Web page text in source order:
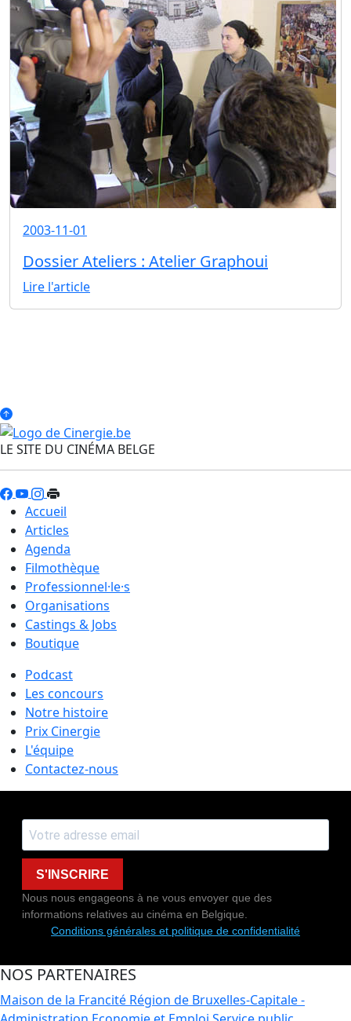
2003-11-01
Dossier Ateliers : Atelier Graphoui
Lire l'article
LE SITE DU CINÉMA BELGE
Accueil
Articles
Agenda
Filmothèque
Professionnel·le·s
Organisations
Castings & Jobs
Boutique
Podcast
Les concours
Notre histoire
Prix Cinergie
L'équipe
Contactez-nous
S'INSCRIRE
Nous nous engageons à ne vous envoyer que des
informations relatives au cinéma en Belgique.
Conditions générales et politique de confidentialité
NOS PARTENAIRES
Maison de la Francité Région de Bruxelles-Capitale -